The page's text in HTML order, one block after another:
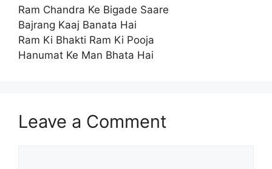
Ram Chandra Ke Bigade Saare
Bajrang Kaaj Banata Hai
Ram Ki Bhakti Ram Ki Pooja
Hanumat Ke Man Bhata Hai
Leave a Comment